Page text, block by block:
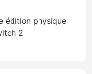
édition physique
2